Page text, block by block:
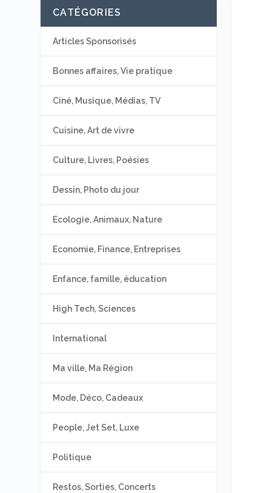
CATÉGORIES
Articles Sponsorisés
Bonnes affaires, Vie pratique
Ciné, Musique, Médias, TV
Cuisine, Art de vivre
Culture, Livres, Poésies
Dessin, Photo du jour
Ecologie, Animaux, Nature
Economie, Finance, Entreprises
Enfance, famille, éducation
High Tech, Sciences
International
Ma ville, Ma Région
Mode, Déco, Cadeaux
People, Jet Set, Luxe
Politique
Restos, Sorties, Concerts